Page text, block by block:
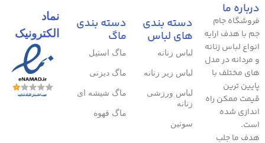
درباره ما
فروشگاه جام
جم با هدف ارایه
انواع لباس زنانه
و مردانه در مدل
های مختلف با
پایین ترین
قیمت ممکن راه
اندازی شده
است.
هدف ما جلب
دسته بندی
های لباس
لباس زنانه
لباس زیر زنانه
لباس ورزشی
زنانه
سوتین
دسته بندی
ماگ
ماگ استیل
ماگ دیزنی
ماگ شیشه ای
ماگ قهوه
نماد
الکترونیک